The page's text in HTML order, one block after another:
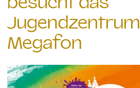
Jugendzentrum
Megafon